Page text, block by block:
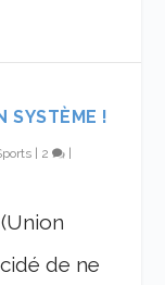
SYSTÈME !
2
de ne